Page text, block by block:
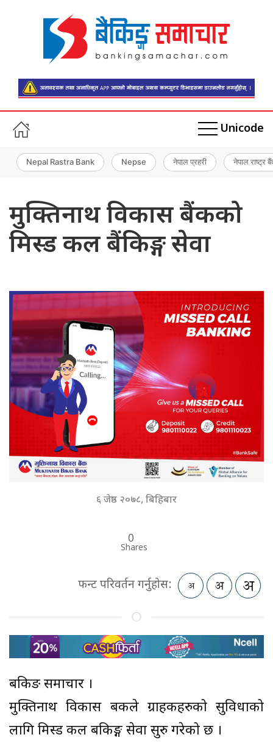
Unicode
Nepal Rastra Bank Nepse नेपाल प्रहरी नेपाल राष्ट्र
मुक्तिनाथ विकास बैंकको
मिस्ड कल बैंकिङ्ग सेवा
६ जेष्ठ २०७८, बिहिबार
0
Shares
फन्ट परिवर्तन गर्नुहोस:
बैंकिङ समाचार ।
मुक्तिनाथ विकास बैंकले ग्राहकहरुको सुविधाको
लागि मिस्ड कल बैंकिङ्ग सेवा सुरु गरेको छ ।